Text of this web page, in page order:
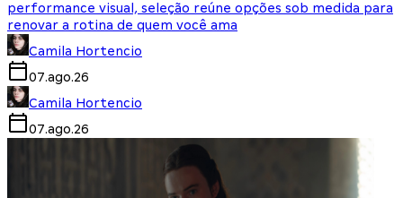
performance visual, seleção reúne opções sob medida para
renovar a rotina de quem você ama
Camila Hortencio
07.ago.26
Camila Hortencio
07.ago.26